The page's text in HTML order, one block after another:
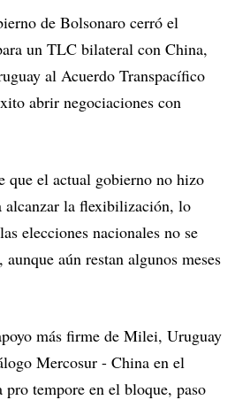
de Bolsonaro cerró el
un TLC bilateral con China,
al Acuerdo Transpacífico
abrir negociaciones con
que el actual gobierno no hizo
alcanzar la flexibilización, lo
elecciones nacionales no se
aún restan algunos meses
más firme de Milei, Uruguay
Mercosur - China en el
pro tempore en el bloque, paso